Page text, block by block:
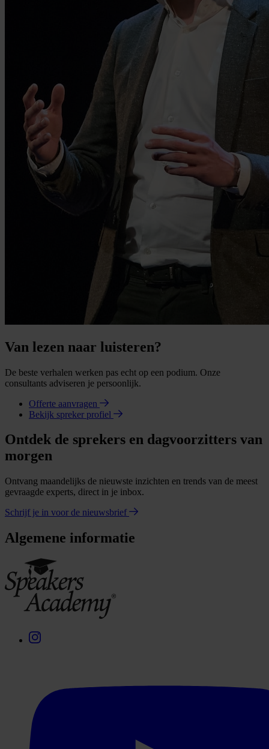
Van lezen naar luisteren?
De beste verhalen werken pas echt op een podium. Onze
consultants adviseren je persoonlijk.
Offerte aanvragen
Bekijk spreker profiel
Ontdek de sprekers en dagvoorzitters van
morgen
Ontvang maandelijks de nieuwste inzichten en trends van de meest
gevraagde experts, direct in je inbox.
Schrijf je in voor de nieuwsbrief
Algemene informatie